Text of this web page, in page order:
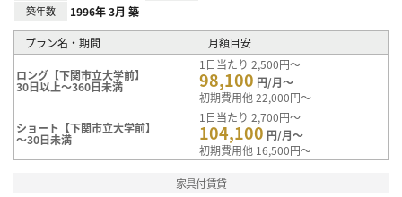
築年数 1996年 3月 築
プラン名・期間 月額目安
ロング【下関市立大学前】
30日以上～360日未満
1日当たり 2,500円～
98,100 円/月～
初期費用他 22,000円～
ショート【下関市立大学前】
～30日未満
1日当たり 2,700円～
104,100 円/月～
初期費用他 16,500円～
家具付賃貸